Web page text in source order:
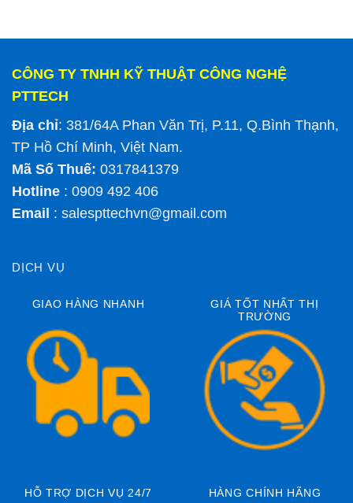
CÔNG TY TNHH KỸ THUẬT CÔNG NGHỆ
PTTECH
Địa chỉ: 381/64A Phan Văn Trị, P.11, Q.Bình Thạnh,
TP Hồ Chí Minh, Việt Nam.
Mã Số Thuế: 0317841379
Hotline : 0909 492 406
Email : salespttechvn@gmail.com
DỊCH VỤ
GIAO HÀNG NHANH
GIÁ TỐT NHẤT THỊ
TRƯỜNG
HỖ TRỢ DỊCH VỤ 24/7 HÀNG CHÍNH HÃNG